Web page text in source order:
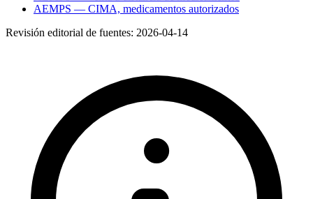
AEMPS — CIMA, medicamentos autorizados
Revisión editorial de fuentes: 2026-04-14